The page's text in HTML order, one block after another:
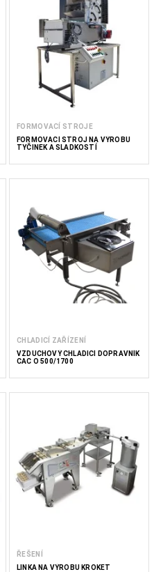
FORMOVACÍ STROJE
FORMOVACÍ STROJ NA VÝROBU
TYČINEK A SLADKOSTÍ
CHLADICÍ ZAŘÍZENÍ
VZDUCHOVÝ CHLADICÍ DOPRAVNÍK
CAC O 500/1700
ŘEŠENÍ
LINKA NA VÝROBU KROKET